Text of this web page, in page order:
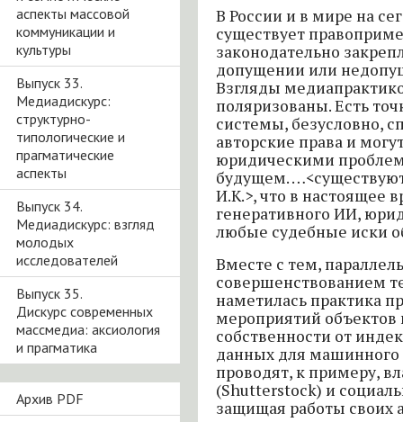
аспекты массовой
коммуникации и
культуры
Выпуск 33.
Медиадискурс:
структурно-
типологические и
прагматические
аспекты
Выпуск 34.
Медиадискурс: взгляд
молодых
исследователей
Выпуск 35.
Дискурс современных
массмедиа: аксиология
и прагматика
Архив PDF
В России и в мире на
существует
законодательно
допущении или
Взгляды
поляризованы. Есть
системы, безусловно,
авторские права и
юридическими
будущем.
И.К.>, что в настоящее
генеративного ИИ,
любые судебные иски
Вместе с тем,
совершенствованием
наметилась практика
мероприятий объектов
собственности от
данных для машинного
проводят, к примеру,
(Shutterstock) и
защищая работы своих